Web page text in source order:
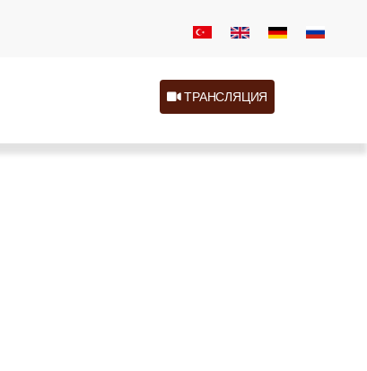
ТРАНСЛЯЦИЯ